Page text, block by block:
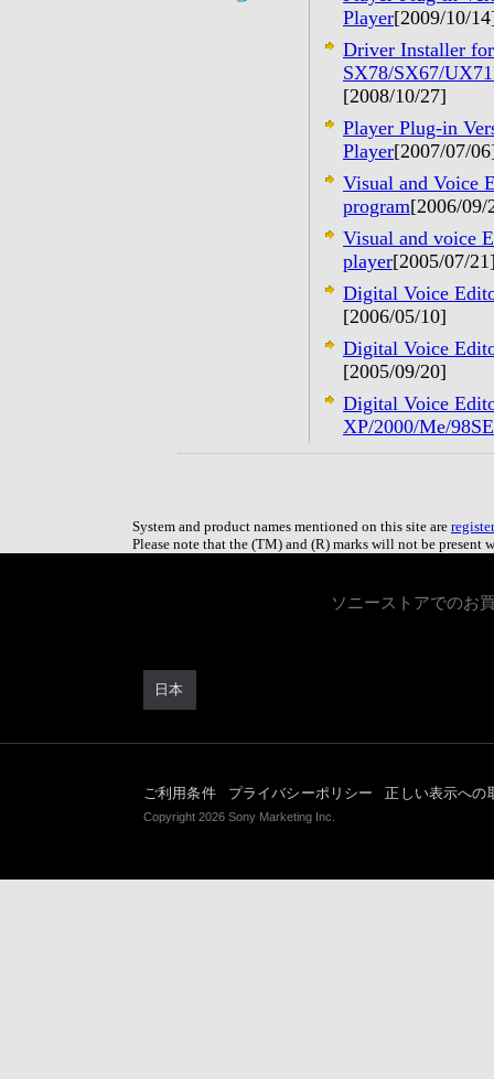
Player[2009/10/
Driver Installer
SX78/SX67/
[2008/10/27]
Player Plug-in
Player[2007/07/
Visual and Voice
program[2006/09/
Visual and voice
player[2005/07/
Digital Voice
[2006/05/10]
Digital Voice
[2005/09/20]
Digital Voice
XP/2000/Me/
System and product names mentioned on this site are
Please note that the (TM) and (R) marks will not be present
ソニーストアでのお
日本
ご利用条件 プライバシーポリシー 正しい表示への
Copyright 2026 Sony Marketing Inc.